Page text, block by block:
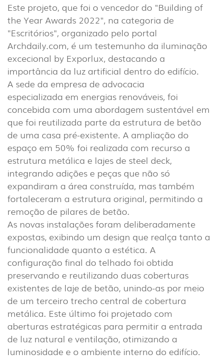
INTERIOR (86)
EXTERIOR (22)
INDUSTRIAL (7)
DOWNLOADS
INFORMAÇÃO LEGAL
A EXPORLUX
NOTÍCIAS
CONTACTOS
DENÚNCIAS
Este projeto, que foi o vencedor do "Building of
the Year Awards 2022", na categoria de
"Escritórios", organizado pelo portal
Archdaily.com, é um testemunho da iluminação
excecional by Exporlux, destacando a
importância da luz artificial dentro do edifício.
A sede da empresa de advocacia
especializada em energias renováveis, foi
concebida com uma abordagem sustentável em
que foi reutilizada parte da estrutura de betão
de uma casa pré-existente. A ampliação do
espaço em 50% foi realizada com recurso a
estrutura metálica e lajes de steel deck,
integrando adições e peças que não só
expandiram a área construída, mas também
fortaleceram a estrutura original, permitindo a
remoção de pilares de betão.
As novas instalações foram deliberadamente
expostas, exibindo um design que realça tanto a
funcionalidade quanto a estética. A
configuração final do telhado foi obtida
preservando e reutilizando duas coberturas
existentes de laje de betão, unindo-as por meio
de um terceiro trecho central de cobertura
metálica. Este último foi projetado com
aberturas estratégicas para permitir a entrada
de luz natural e ventilação, otimizando a
luminosidade e o ambiente interno do edifício.